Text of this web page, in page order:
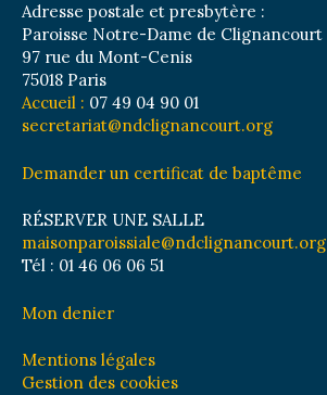
Adresse postale et presbytère :
Paroisse Notre-Dame de Clignancourt
97 rue du Mont-Cenis
75018 Paris
Accueil : 07 49 04 90 01
secretariat@ndclignancourt.org
Demander un certificat de baptême
RÉSERVER UNE SALLE
maisonparoissiale@ndclignancourt.org
Tél : 01 46 06 06 51
Mon denier
Mentions légales
Gestion des cookies